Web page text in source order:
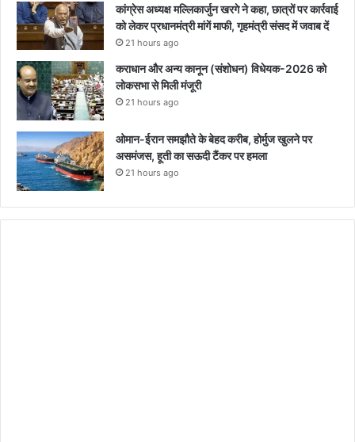
कांग्रेस अध्यक्ष मल्लिकार्जुन खरगे ने कहा, छात्रों पर कार्रवाई
को लेकर प्रधानमंत्री मांगें माफी, गृहमंत्री संसद में जवाब दें
21 hours ago
कराधान और अन्य कानून (संशोधन) विधेयक-2026 को
लोकसभा से मिली मंजूरी
21 hours ago
ओमान-ईरान समझौते के बेहद करीब, होर्मुज खुलने पर
असमंजस, हूती का सऊदी टैंकर पर हमला
21 hours ago